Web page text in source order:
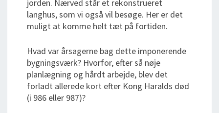
jorden. Nærved står et rekonstrueret
langhus, som vi også vil besøge. Her er det
muligt at komme helt tæt på fortiden.
Hvad var årsagerne bag dette imponerende
bygningsværk? Hvorfor, efter så nøje
planlægning og hårdt arbejde, blev det
forladt allerede kort efter Kong Haralds død
(i 986 eller 987)?